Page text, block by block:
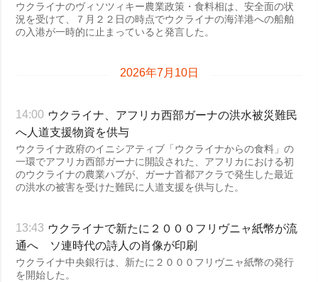
ウクライナのヴィソツィキー農業政策・食料相は、安全面の状
況を受けて、７月２２日の時点でウクライナの海洋港への船舶
の入港が一時的に止まっていると発言した。
2026年7月10日
14:00 ウクライナ、アフリカ西部ガーナの洪水被災難民
へ人道支援物資を供与
ウクライナ政府のイニシアティブ「ウクライナからの食料」の
一環でアフリカ西部ガーナに開設された、アフリカにおける初
のウクライナの農業ハブが、ガーナ首都アクラで発生した最近
の洪水の被害を受けた難民に人道支援を供与した。
13:43 ウクライナで新たに２０００フリヴニャ紙幣が流
通へ ソ連時代の詩人の肖像が印刷
ウクライナ中央銀行は、新たに２０００フリヴニャ紙幣の発行
を開始した。